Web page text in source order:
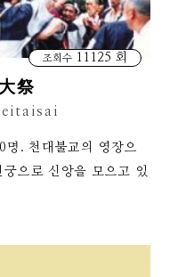
조회수11125 회
祭
. 천대불교의 영장으
으로 신앙을 모으고 있